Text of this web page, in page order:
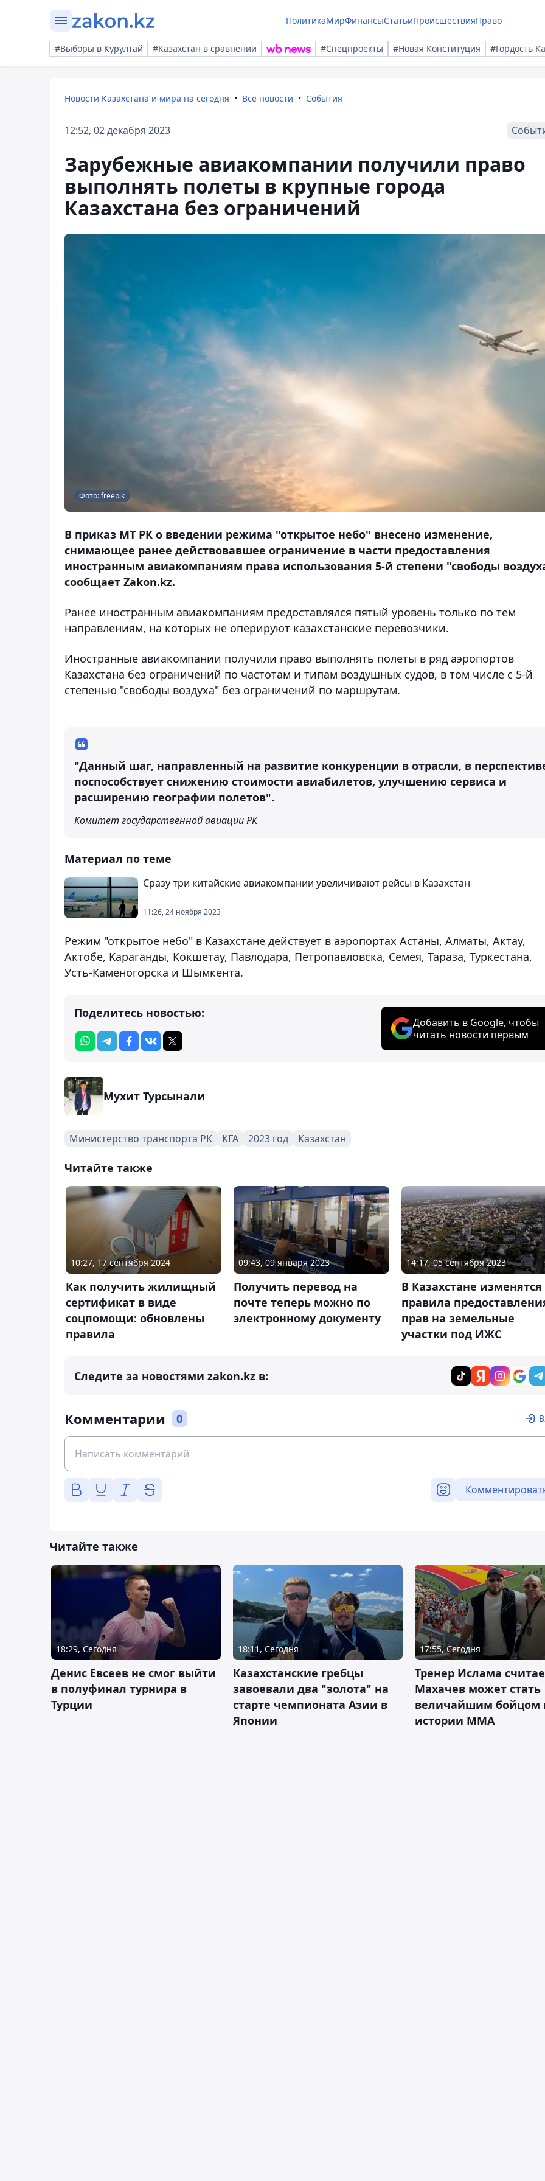
ПолитикаМирФинансыСтатьиПроисшествияПраво
#Выборы в Курултай #Казахстан в сравнении #Спецпроекты #Новая Конституция #Гордость
Новости Казахстана и мира на сегодня Все новости События
12:52, 02 декабря 2023
Зарубежные авиакомпании получили право
выполнять полеты в крупные города
Казахстана без ограничений
Фото: freepik
В приказ МТ РК о введении режима "открытое небо" внесено изменение,
снимающее ранее действовавшее ограничение в части предоставления
иностранным авиакомпаниям права использования 5-й степени "свободы
сообщает Zakon.kz.
Ранее иностранным авиакомпаниям предоставлялся пятый уровень только по тем
направлениям, на которых не оперируют казахстанские перевозчики.
Иностранные авиакомпании получили право выполнять полеты в ряд аэропортов
Казахстана без ограничений по частотам и типам воздушных судов, в том числе с 5-й
степенью "свободы воздуха" без ограничений по маршрутам.
"Данный шаг, направленный на развитие конкуренции в отрасли, в
поспособствует снижению стоимости авиабилетов, улучшению сервиса и
расширению географии полетов".
Комитет государственной авиации РК
Материал по теме
Сразу три китайские авиакомпании увеличивают рейсы в Казахстан
11:26, 24 ноября 2023
Режим "открытое небо" в Казахстане действует в аэропортах Астаны, Алматы, Актау,
Актобе, Караганды, Кокшетау, Павлодара, Петропавловска, Семея, Тараза, Туркестана,
Усть-Каменогорска и Шымкента.
Поделитесь новостью:
Добавить в Google, чтобы
читать новости первым
Мухит Турсынали
Министерство транспорта РК КГА 2023 год Казахстан
Читайте также
10:27, 17 сентября 2024
Как получить жилищный
сертификат в виде
соцпомощи: обновлены
правила
09:43, 09 января 2023
Получить перевод на
почте теперь можно по
электронному документу
14:17, 05 сентября 2023
В Казахстане изменятся
правила
прав на земельные
участки под ИЖС
Следите за новостями zakon.kz в:
Комментарии 0
Читайте также
18:29, Сегодня
Денис Евсеев не смог выйти
в полуфинал турнира в
Турции
18:11, Сегодня
Казахстанские гребцы
завоевали два "золота" на
старте чемпионата Азии в
Японии
17:55, Сегодня
Тренер Ислама
Махачев может стать
величайшим бойцом
истории ММА